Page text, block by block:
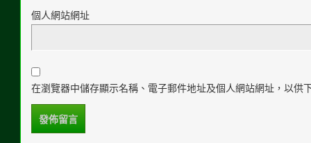
個人網站網址
在瀏覽器中儲存顯示名稱、電子郵件地址及個人網站網址，以供